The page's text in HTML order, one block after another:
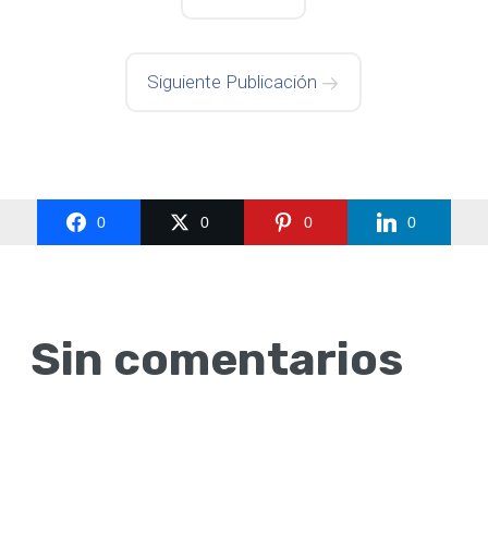
Siguiente Publicación
0 0 0 0
Sin comentarios